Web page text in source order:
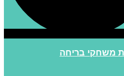
משחקי בריחה